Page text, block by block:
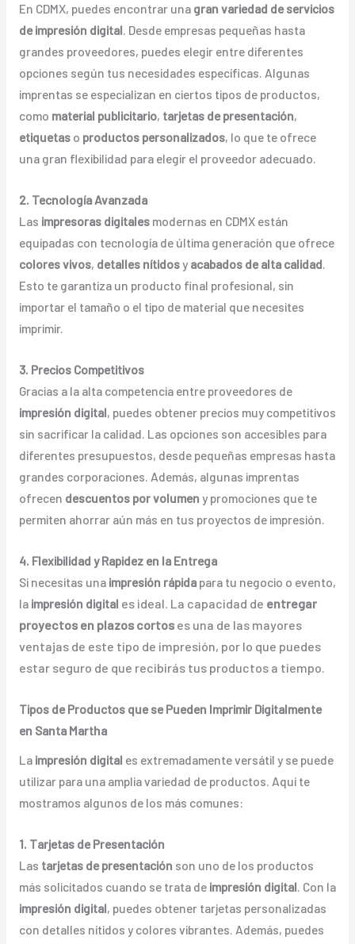
En CDMX, puedes encontrar una gran variedad de servicios
de impresión digital. Desde empresas pequeñas hasta
grandes proveedores, puedes elegir entre diferentes
opciones según tus necesidades específicas. Algunas
imprentas se especializan en ciertos tipos de productos,
como material publicitario, tarjetas de presentación,
etiquetaso productos personalizados, lo que te ofrece
una gran flexibilidad para elegir el proveedor adecuado.
2. Tecnología Avanzada
Las impresoras digitalesmodernas en CDMX están
equipadas con tecnología de última generación que ofrece
colores vivos, detalles nítidosy acabados de alta calidad.
Esto te garantiza un producto final profesional, sin
importar el tamaño o el tipo de material que necesites
imprimir.
3. Precios Competitivos
Gracias a la alta competencia entre proveedores de
impresión digital, puedes obtener precios muy competitivos
sin sacrificar la calidad. Las opciones son accesibles para
diferentes presupuestos, desde pequeñas empresas hasta
grandes corporaciones. Además, algunas imprentas
ofrecen descuentos por volumen y promociones que te
permiten ahorrar aún más en tus proyectos de impresión.
4. Flexibilidad y Rapidez en la Entrega
Si necesitas una impresión rápidapara tu negocio o evento,
la impresión digital es ideal. La capacidad de entregar
proyectos en plazos cortoses una de las mayores
ventajas de este tipo de impresión, por lo que puedes
estar seguro de que recibirás tus productos a tiempo.
Tipos de Productos que se Pueden Imprimir Digitalmente
en Santa Martha
La impresión digital es extremadamente versátil y se puede
utilizar para una amplia variedad de productos. Aquí te
mostramos algunos de los más comunes:
1. Tarjetas de Presentación
Las tarjetas de presentación son uno de los productos
más solicitados cuando se trata de impresión digital. Con la
impresión digital, puedes obtener tarjetas personalizadas
con detalles nítidos y colores vibrantes. Además, puedes